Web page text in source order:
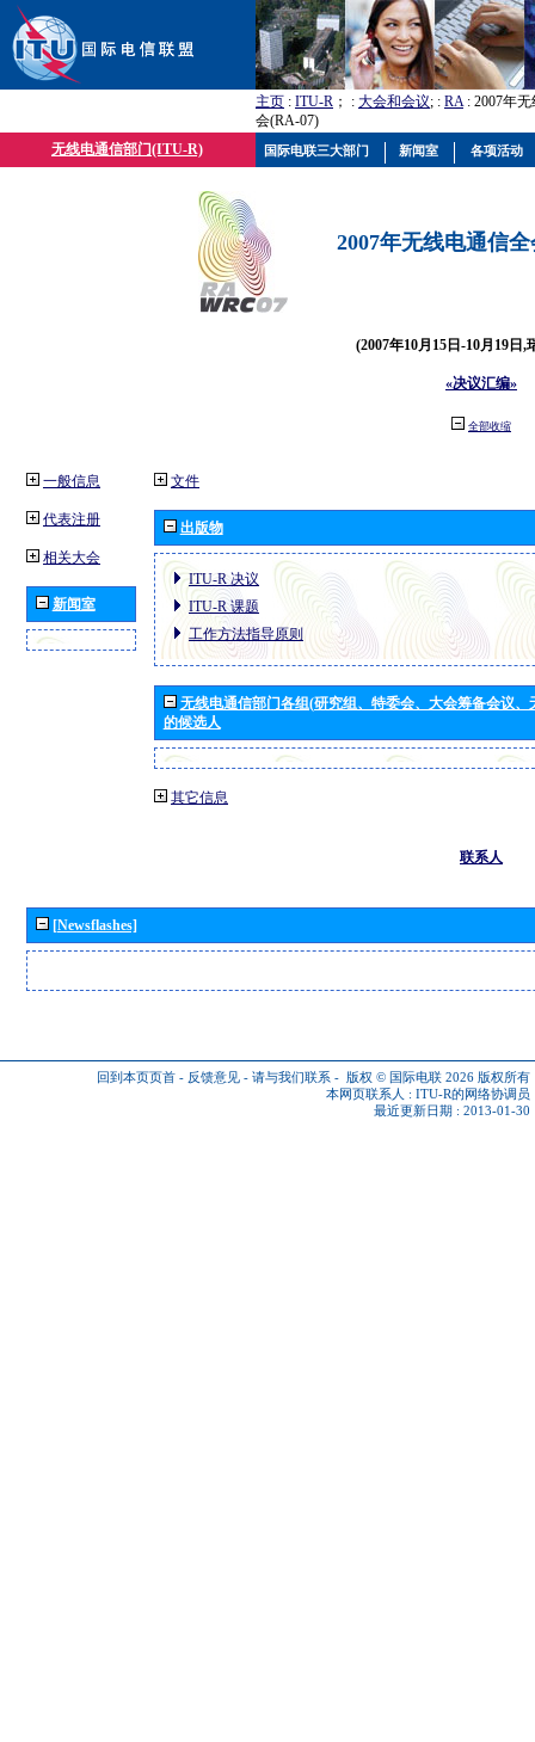
主页 : ITU-R ； : 大会和会议; : RA: 2007年
会(RA-07)
无线电通信部门(ITU-R)
2007年无线电通信
(2007年10月15日-10月19日,
«决议汇编»
全部收缩
一般信息
代表注册
相关大会
新闻室
文件
出版物
ITU-R 决议
ITU-R 课题
工作方法指导原则
无线电通信部门各组(研究组、特委会、大会筹备会议
的候选人
其它信息
联系人
[Newsflashes]
回到本页页首 - 反馈意见 - 请与我们联系 - 版权 © 国际电联 2026 版权所有
本网页联系人 : ITU-R的网络协调员
最近更新日期 : 2013-01-30
国际电联三大部门 新闻室 各项活动